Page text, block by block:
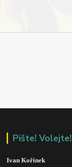
Pište! Volejte!
Ivan Kořínek